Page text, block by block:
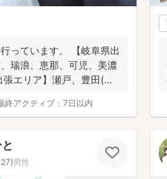
っています。 【岐阜県出
瑞浪、恵那、可児、美濃
エリア】瀬戸、豊田(北
終アクティブ： 7日以内
)男性